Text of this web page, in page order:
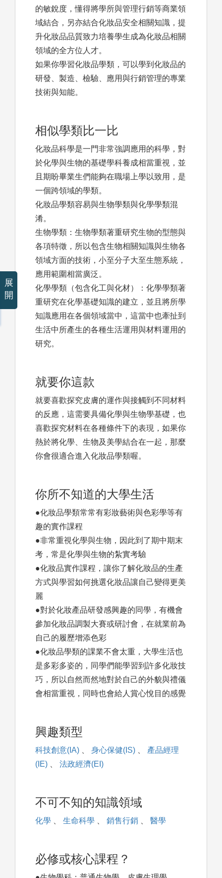
的敏銳度，懂得將學所與管理行銷等商業領
域結合，另亦結合化妝品安全相關知識，提
升化妝品品質致力培養學生成為化妝品相關
領域的全方位人才。
如果你學習化妝品學類，可以學到化妝品的
研發、製造、檢驗、應用與行銷管理的專業
技術與知能。
相似學類比一比
化妝品科學是一門非常強調應用的科學，對
於化學與生物的基礎學科養成相當重視，並
且期盼畢業生們能夠在職場上學以致用，是
一個跨領域的學類。
化妝品學類容易與生物學類與化學學類混
淆。
生物學類：生物學類著重研究生物的型態與
各項特徵，所以包含生物相關知識與生物各
領域方面的技術，小至分子大至生態系統，
應用範圍相當廣泛。
化學學類（包含化工與化材）：化學學類著
重研究在化學基礎知識的建立，並且將所學
知識應用在各個領域當中，這當中也牽扯到
生活中所產生的各種生活運用與材料運用的
研究。
就要你這款
就要喜歡探究皮膚的運作與接觸到不同材料
的反應，這需要具備化學與生物學基礎，也
喜歡探究材料在各種條件下的表現，如果你
熱於將化學、生物及美學結合在一起，那麼
你會很適合進入化妝品學類喔。
你所不知道的大學生活
●化妝品學類常常有彩妝藝術與色彩學等有
趣的實作課程
●非常重視化學與生物，因此到了期中期末
考，常是化學與生物的紮實考驗
●化妝品實作課程，讓你了解化妝品的生產
方式與學習如何挑選化妝品讓自己變得更美
麗
●對於化妝產品研發感興趣的同學，有機會
參加化妝品調製大賽或研討會，在就業前為
自己的履歷增添色彩
●化妝品學類的課業不會太重，大學生活也
是多彩多姿的，同學們能學習到許多化妝技
巧，所以自然而然地對於自己的外貌與禮儀
會相當重視，同時也會給人賞心悅目的感覺
興趣類型
科技創意(IA) 、 身心保健(IS) 、
產品經理
(IE) 、 法政經濟(EI)
不可不知的知識領域
化學 、 生命科學 、 銷售行銷 、 醫學
必修或核心課程？
展
開